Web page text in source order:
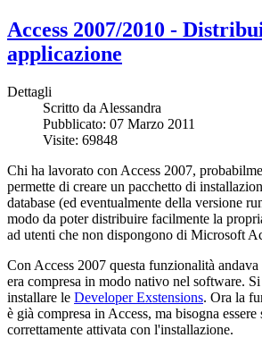
Access 2007/2010 -
applicazione
Dettagli
Scritto da Alessandra
Pubblicato: 07 Marzo 2011
Visite: 69848
Chi ha lavorato con Access 2007,
permette di creare un pacchetto di
database (ed eventualmente della versione
modo da poter distribuire facilmente la
ad utenti che non dispongono di Microsoft
Con Access 2007 questa funzionalità
era compresa in modo nativo nel software.
installare le Developer Exstensions. Ora la
è già compresa in Access, ma bisogna essere
correttamente attivata con l'installazione.